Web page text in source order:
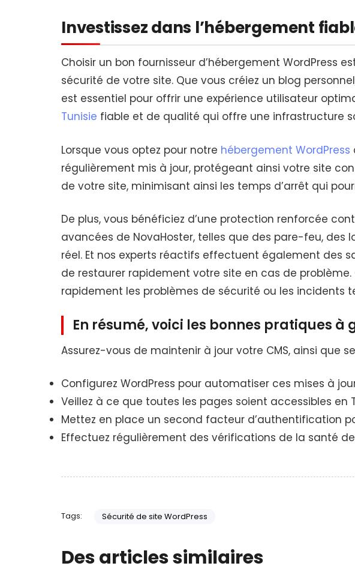
Investissez dans l’hébergement
Choisir un bon fournisseur d’hébergement
sécurité de votre site. Que vous créiez un blog
est essentiel pour offrir une expérience utilisateur
Tunisie fiable et de qualité qui offre une infrastructure
Lorsque vous optez pour notre hébergement WordPress
régulièrement mis à jour, protégeant ainsi votre site
de votre site, minimisant ainsi les temps d’arrêt qui
De plus, vous bénéficiez d’une protection renforcée
avancées de NovaHoster, telles que des pare-feu,
réel. Et nos experts réactifs effectuent également des
de restaurer rapidement votre site en cas de
rapidement les problèmes de sécurité ou les
En résumé, voici les bonnes pratiques à
Assurez-vous de maintenir à jour votre CMS, ainsi que
Configurez WordPress pour automatiser ces mises à
Veillez à ce que toutes les pages soient accessibles en
Mettez en place un second facteur d’authentification
Effectuez régulièrement des vérifications de la santé
Tags: Sécurité de site WordPress
Des articles similaires